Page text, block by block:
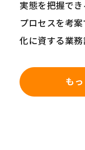
実態を把握で
プロセスを考
化に資する業
も